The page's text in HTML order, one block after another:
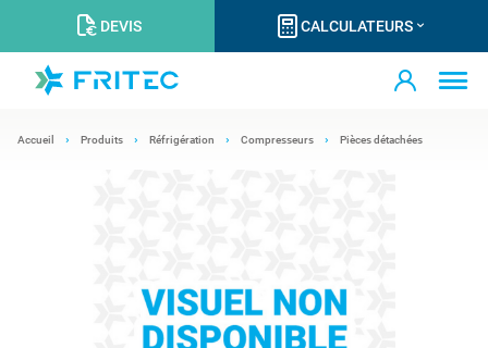
DEVIS CALCULATEURS
Accueil Produits Réfrigération Compresseurs Pièces détachées